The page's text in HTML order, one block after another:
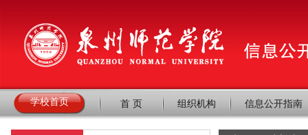
学校首页 首 页 组织机构 信息公开指南